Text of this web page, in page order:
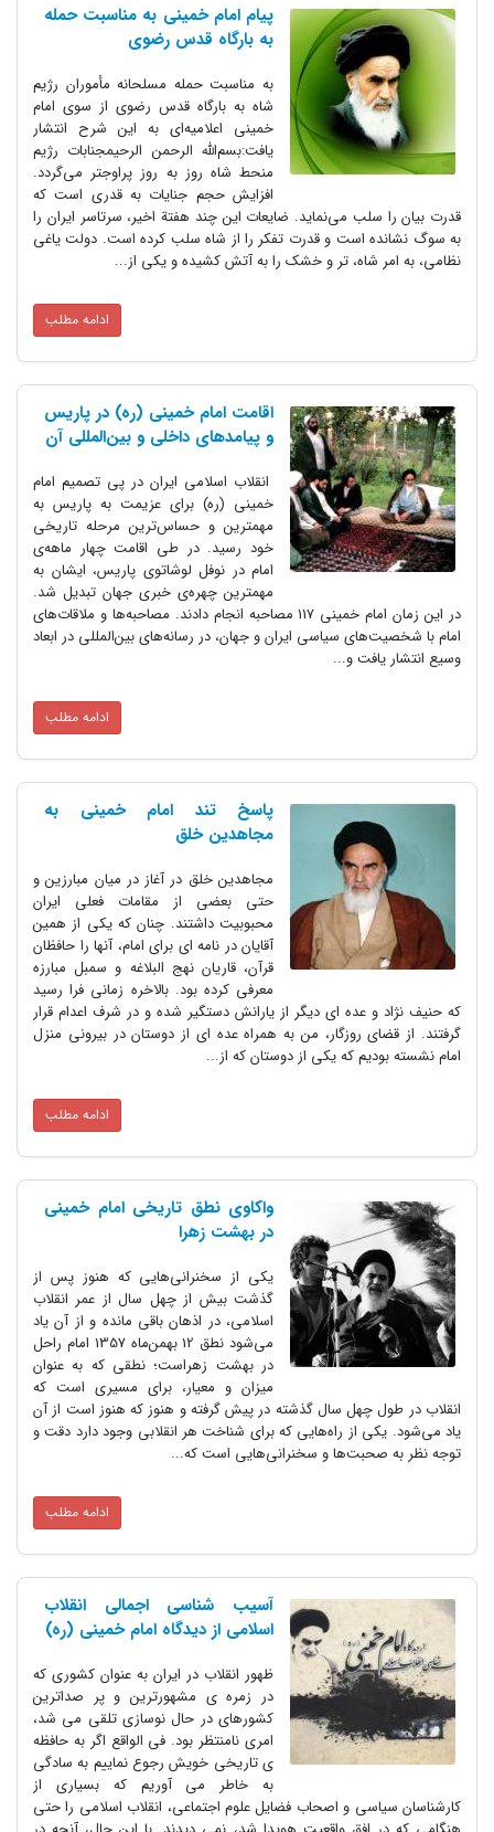
پیام امام خمینی به مناسبت حمله
به بارگاه قدس رضوی
به مناسبت حمله مسلحانه مأموران رژیم
شاه به بارگاه قدس رضوی از سوی امام
خمینی اعلامیه‌ای به این شرح انتشار
یافت:بسم‌الله الرحمن الرحیمجنابات رژیم
منحط شاه روز به روز پراوجتر می‌گردد.
افزایش حجم جنایات به قدری است که
قدرت بیان را سلب می‌نماید. ضایعات این چند هفتة اخیر، سرتاسر ایران را
به سوگ نشانده است و قدرت تفکر را از شاه سلب کرده است. دولت یاغی
نظامی، به امر شاه، تر و خشک را به آتش کشیده و یکی از...
ادامه مطلب
اقامت امام خمینی (ره) در پاریس
و پیامدهای داخلی و بین‌المللی آن
انقلاب اسلامی ایران در پی تصمیم امام
خمینی (ره) برای عزیمت به پاریس به
مهمترین و حساس‌ترین مرحله تاریخی
خود رسید. در طی اقامت چهار ماهه‌ی
امام در نوفل لوشاتوی پاریس، ایشان به
مهمترین چهره‌ی خبری جهان تبدیل شد.
در این زمان امام خمینی 117 مصاحبه انجام دادند. مصاحبه‌ها و ملاقات‌های
امام با شخصیت‌های سیاسی ایران و جهان، در رسانه‌های بین‌المللی در ابعاد
وسیع انتشار یافت و...
ادامه مطلب
پاسخ تند امام خمینی به
مجاهدین خلق
مجاهدین خلق در آغاز در میان مبارزین و
حتی بعضی از مقامات فعلی ایران
محبوبیت داشتند. چنان که یکی از همین
آقایان در نامه ای برای امام، آنها را حافظان
قرآن، قاریان نهج البلاغه و سمبل مبارزه
معرفی کرده بود. بالاخره زمانی فرا رسید
که حنیف نژاد و عده ای دیگر از یارانش دستگیر شده و در شرف اعدام قرار
گرفتند. از قضای روزگار، من به همراه عده ای از دوستان در بیرونی منزل
امام نشسته بودیم که یکی از دوستان که از...
ادامه مطلب
واکاوی نطق تاریخی امام خمینی
در بهشت زهرا
یکی از سخنرانی‌هایی که هنوز پس از
گذشت بیش از چهل سال از عمر انقلاب
اسلامی، در اذهان باقی مانده و از آن یاد
می‌شود نطق 12 بهمن‌ماه 1357 امام راحل
در بهشت زهراست؛ نطقی که به عنوان
میزان و معیار، برای مسیری است که
انقلاب در طول چهل سال گذشته در پیش گرفته و هنوز که هنوز است از آن
یاد می‌شود. یکی از راه‌هایی که برای شناخت هر انقلابی وجود دارد دقت و
توجه نظر به صحبت‌ها و سخنرانی‌هایی است که...
ادامه مطلب
آسیب شناسی اجمالی انقلاب
اسلامی از دیدگاه امام خمینی (ره)
ظهور انقلاب در ایران به عنوان کشوری که
در زمره ی مشهورترین و پر صداترین
کشورهای در حال نوسازی تلقی می شد،
امری نامنتظر بود. فی الواقع اگر به حافظه
ی تاریخی خویش رجوع نماییم به سادگی
به خاطر می آوریم که بسیاری از
کارشناسان سیاسی و اصحاب فضایل علوم اجتماعی، انقلاب اسلامی را حتی